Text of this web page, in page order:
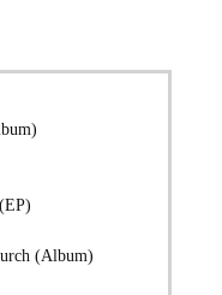
(Album)